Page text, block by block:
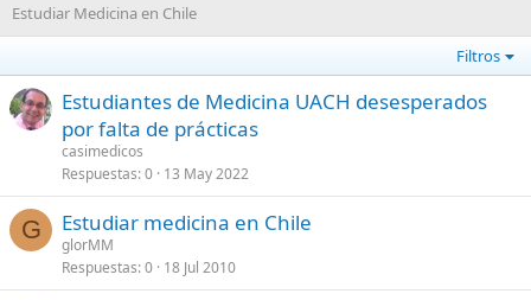
Estudiar Medicina en Chile
Filtros
Estudiantes de Medicina UACH desesperados
por falta de prácticas
casimedicos
Respuestas 0 13 May 2022
G Estudiar medicina en Chile
glorMM
Respuestas 0 18 Jul 2010